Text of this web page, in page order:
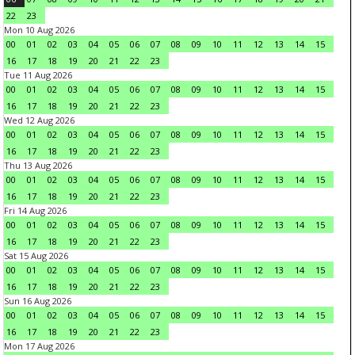
22
23
Mon 10 Aug 2026
00
01 02 03 04 05 06 07 08 09 10 11 12 13 14
15
16
17 18 19 20 21 22
23
Tue 11 Aug 2026
00
01 02 03 04 05 06 07 08 09 10 11 12 13 14
15
16
17 18 19 20 21 22
23
Wed 12 Aug 2026
00
01 02 03 04 05 06 07 08 09 10 11 12 13 14
15
16
17 18 19 20 21 22
23
Thu 13 Aug 2026
00
01 02 03 04 05 06 07 08 09 10 11 12 13 14
15
16
17 18 19 20 21 22
23
Fri 14 Aug 2026
00
01 02 03 04 05 06 07 08 09 10 11 12 13 14
15
16
17 18 19 20 21 22
23
Sat 15 Aug 2026
00
01 02 03 04 05 06 07 08 09 10 11 12 13 14
15
16
17 18 19 20 21 22
23
Sun 16 Aug 2026
00
01 02 03 04 05 06 07 08 09 10 11 12 13 14
15
16
17 18 19 20 21 22
23
Mon 17 Aug 2026